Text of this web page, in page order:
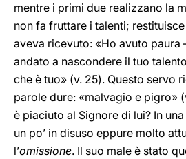
mentre i primi due realizzano la
non fa fruttare i talenti;
aveva ricevuto: «Ho avuto paura
andato a nascondere il tuo
che è tuo» (v. 25). Questo servo
parole dure: «malvagio e pigro»
è piaciuto al Signore di lui? In
un po’ in disuso eppure molto
l’omissione. Il suo male è stato